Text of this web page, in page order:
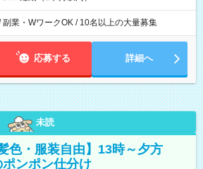
副業・WワークOK / 10名以上の大量募集
応募する 詳細へ
未読
色・服装自由】13時～夕方
ンポン仕分け